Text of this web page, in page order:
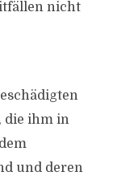
nicht
die ihm in
und deren